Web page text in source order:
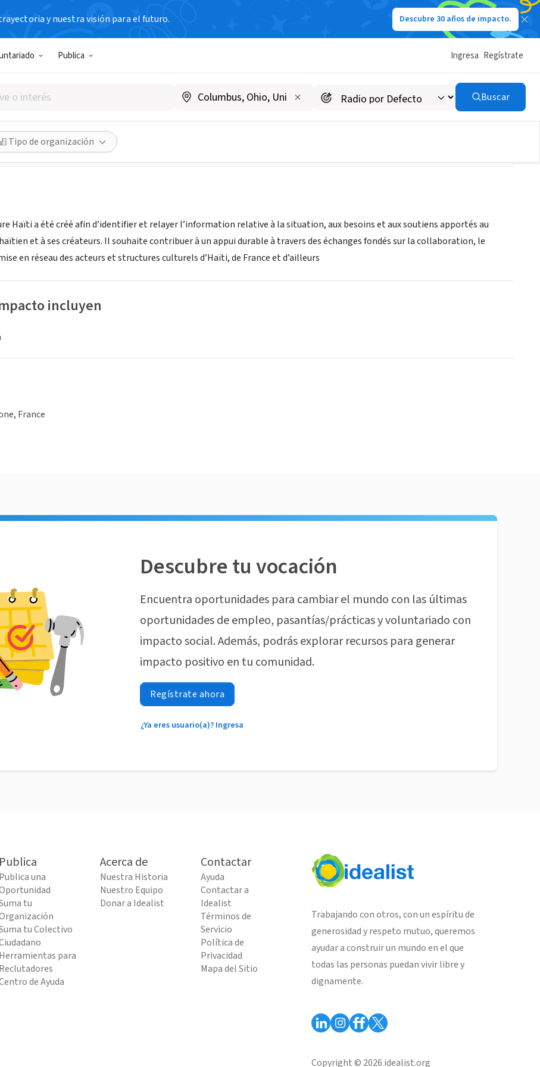
y nuestra visión para el futuro. Descubre 30 años de impacto.
Publica Ingresa Regístrate
Buscar
Tipo de organización
Culture Haïti
| www.reseau-culture-haiti.org
Compartir
Haïti a été créé afin d’identifier et relayer l’information relative à la situation, aux besoins et aux soutiens apportés au
et à ses créateurs. Il souhaite contribuer à un appui durable à travers des échanges fondés sur la collaboration, le
en réseau des acteurs et structures culturels d’Haïti, de France et d’ailleurs
incluyen
France
Descubre tu vocación
Encuentra oportunidades para cambiar el mundo con las últimas
oportunidades de empleo, pasantías/prácticas y voluntariado con
impacto social. Además, podrás explorar recursos para generar
impacto positivo en tu comunidad.
Regístrate ahora
¿Ya eres usuario(a)? Ingresa
Publica
Publica una
tu
tu Colectivo
Herramientas para
Reclutadores
de Ayuda
Acerca de
Nuestra Historia
Nuestro Equipo
Donar a Idealist
Contactar
Ayuda
Contactar a
Idealist
Términos de
Servicio
Política de
Privacidad
Mapa del Sitio
Trabajando con otros, con un espíritu de
generosidad y respeto mutuo, queremos
ayudar a construir un mundo en el que
todas las personas puedan vivir libre y
dignamente.
Copyright © 2026 idealist.org